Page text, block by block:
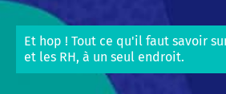
Et hop ! Tout ce qu'il faut savoir
et les RH, à un seul endroit.